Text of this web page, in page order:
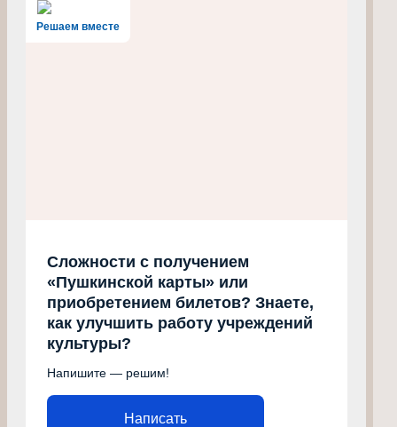
Решаем вместе
Сложности с получением
«Пушкинской карты» или
приобретением билетов? Знаете,
как улучшить работу учреждений
культуры?
Напишите — решим!
Написать